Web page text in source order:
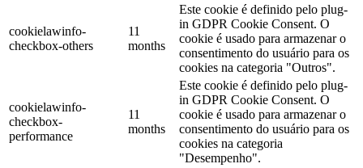
cookielawinfo-
checkbox-others
11
months
Este cookie é definido pelo plug-
in GDPR Cookie Consent. O
cookie é usado para armazenar o
consentimento do usuário para os
cookies na categoria "Outros".
cookielawinfo-
checkbox-
performance
11
months
Este cookie é definido pelo plug-
in GDPR Cookie Consent. O
cookie é usado para armazenar o
consentimento do usuário para os
cookies na categoria
"Desempenho".